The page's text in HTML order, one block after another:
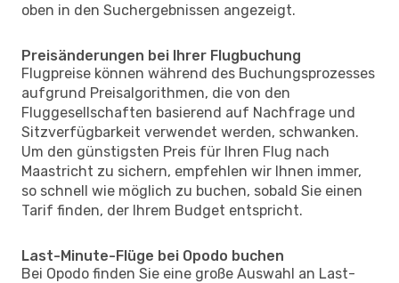
oben in den Suchergebnissen angezeigt.
Preisänderungen bei Ihrer Flugbuchung
Flugpreise können während des Buchungsprozesses
aufgrund Preisalgorithmen, die von den
Fluggesellschaften basierend auf Nachfrage und
Sitzverfügbarkeit verwendet werden, schwanken.
Um den günstigsten Preis für Ihren Flug nach
Maastricht zu sichern, empfehlen wir Ihnen immer,
so schnell wie möglich zu buchen, sobald Sie einen
Tarif finden, der Ihrem Budget entspricht.
Last-Minute-Flüge bei Opodo buchen
Bei Opodo finden Sie eine große Auswahl an Last-